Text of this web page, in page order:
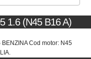
1.6 (N45 B16 A)
Cod motor: N45